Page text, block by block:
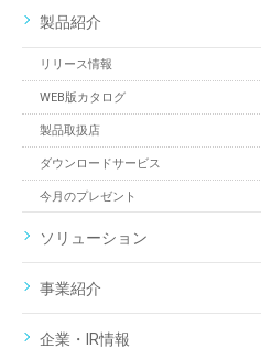
製品紹介
リリース情報
WEB版カタログ
製品取扱店
ダウンロードサービス
今月のプレゼント
ソリューション
事業紹介
企業・IR情報